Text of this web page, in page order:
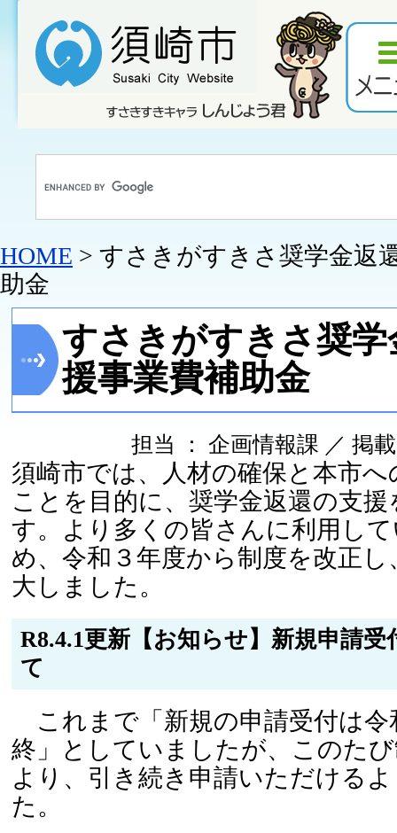
HOME > すさきがすきさ奨学金返
助金
すさきがすきさ奨学
援事業費補助金
担当 ： 企画情報課 ／ 掲
須崎市では、人材の確保と本市
ことを目的に、奨学金返還の支
す。より多くの皆さんに利用し
め、令和３年度から制度を改正し
大しました。
R8.4.1更新【お知らせ】新規申請
て
これまで「新規の申請受付は令
終」としていましたが、このた
より、引き続き申請いただける
た。